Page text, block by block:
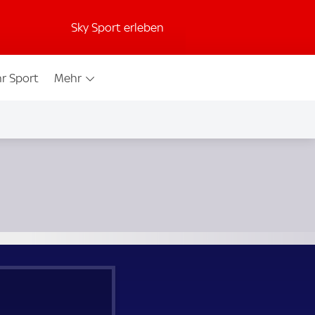
Sky Sport erleben
Sport Mehr